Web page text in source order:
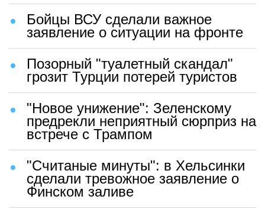
Бойцы ВСУ сделали важное
заявление о ситуации на фронте
Позорный "туалетный скандал"
грозит Турции потерей туристов
"Новое унижение": Зеленскому
предрекли неприятный сюрприз на
встрече с Трампом
"Считаные минуты": в Хельсинки
сделали тревожное заявление о
Финском заливе